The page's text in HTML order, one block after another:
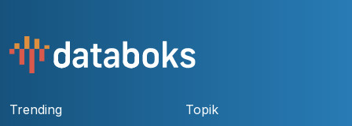
Trending Topik